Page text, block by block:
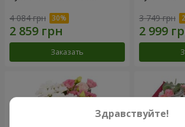
4 084 грн
Заказать
3 749 грн
Здравствуйте!